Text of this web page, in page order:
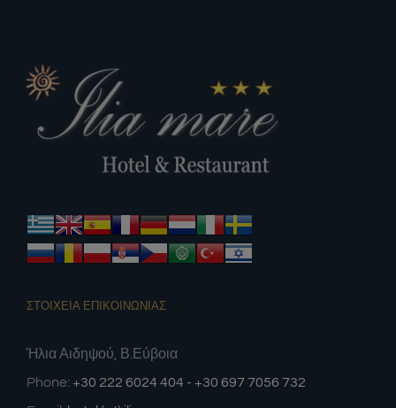
ΣΤΟΙΧΕΙΑ ΕΠΙΚΟΙΝΩΝΙΑΣ
Ήλια Αιδηψού, Β.Εύβοια
Phone: +30 222 6024 404 - +30 697 7056 732